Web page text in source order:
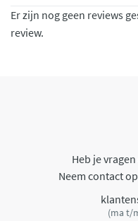
Er zijn nog geen reviews
review.
Heb je
Neem contact
(ma t/